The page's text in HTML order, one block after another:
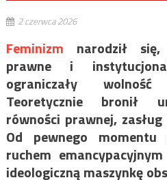
2 czerwca 2026
Feminizm narodził
prawne i
ograniczały
Teoretycznie bronił
równości prawnej,
Od pewnego
ruchem
ideologiczną maszynkę